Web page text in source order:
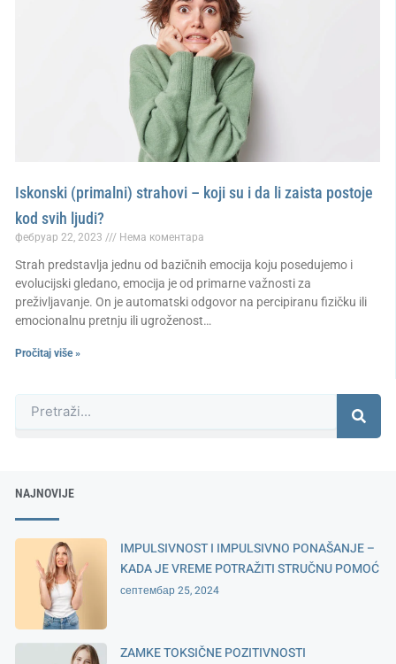
Iskonski (primalni) strahovi – koji su i da li zaista postoje
kod svih ljudi?
фебруар 22, 2023 Нема коментара
Strah predstavlja jednu od bazičnih emocija koju posedujemo i
evolucijski gledano, emocija je od primarne važnosti za
preživljavanje. On je automatski odgovor na percipiranu fizičku ili
emocionalnu pretnju ili ugroženost…
Pročitaj više »
NAJNOVIJE
IMPULSIVNOST I IMPULSIVNO PONAŠANJE –
KADA JE VREME POTRAŽITI STRUČNU POMOĆ
септембар 25, 2024
ZAMKE TOKSIČNE POZITIVNOSTI